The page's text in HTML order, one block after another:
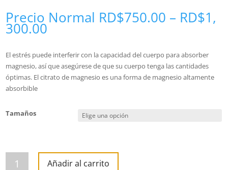
Precio Normal RD$750.00 – RD$1,
300.00
El estrés puede interferir con la capacidad del cuerpo para absorber
magnesio, así que asegúrese de que su cuerpo tenga las cantidades
óptimas. El citrato de magnesio es una forma de magnesio altamente
absorbible
Tamaños
Magnesium
Citrate Añadir al carrito